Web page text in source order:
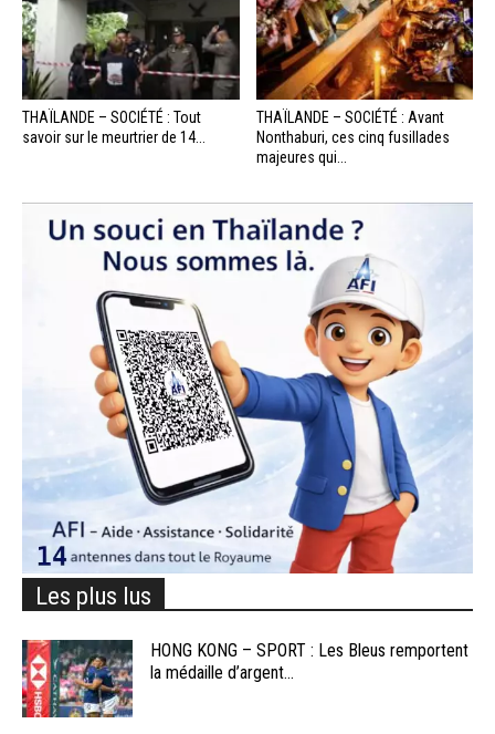
THAÏLANDE – SOCIÉTÉ : Tout
savoir sur le meurtrier de 14...
THAÏLANDE – SOCIÉTÉ : Avant
Nonthaburi, ces cinq fusillades
majeures qui...
Les plus lus
HONG KONG – SPORT : Les Bleus remportent
la médaille d’argent...